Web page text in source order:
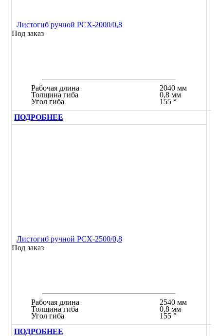
Листогиб ручной РСХ-2000/0,8
Под заказ
Рабочая длина
Толщина гиба
Угол гиба
2040 мм
0,8 мм
155 °
ПОДРОБНЕЕ
Листогиб ручной РСХ-2500/0,8
Под заказ
Рабочая длина
Толщина гиба
Угол гиба
2540 мм
0,8 мм
155 °
ПОДРОБНЕЕ